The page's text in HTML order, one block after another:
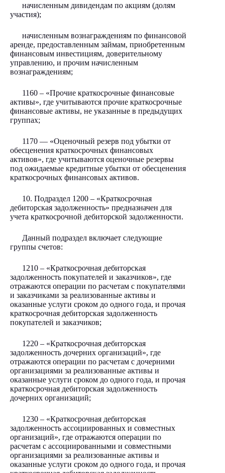
начисленным дивидендам по акциям (долям
участия);
начисленным вознаграждениям по финансовой
аренде, предоставленным займам, приобретенным
финансовым инвестициям, доверительному
управлению, и прочим начисленным
вознаграждениям;
1160 – «Прочие краткосрочные финансовые
активы», где учитываются прочие краткосрочные
финансовые активы, не указанные в предыдущих
группах;
1170 — «Оценочный резерв под убытки от
обесценения краткосрочных финансовых
активов», где учитываются оценочные резервы
под ожидаемые кредитные убытки от обесценения
краткосрочных финансовых активов.
10. Подраздел 1200 – «Краткосрочная
дебиторская задолженность» предназначен для
учета краткосрочной дебиторской задолженности.
Данный подраздел включает следующие
группы счетов:
1210 – «Краткосрочная дебиторская
задолженность покупателей и заказчиков», где
отражаются операции по расчетам с покупателями
и заказчиками за реализованные активы и
оказанные услуги сроком до одного года, и прочая
краткосрочная дебиторская задолженность
покупателей и заказчиков;
1220 – «Краткосрочная дебиторская
задолженность дочерних организаций», где
отражаются операции по расчетам с дочерними
организациями за реализованные активы и
оказанные услуги сроком до одного года, и прочая
краткосрочная дебиторская задолженность
дочерних организаций;
1230 – «Краткосрочная дебиторская
задолженность ассоциированных и совместных
организаций», где отражаются операции по
расчетам с ассоциированными и совместными
организациями за реализованные активы и
оказанные услуги сроком до одного года, и прочая